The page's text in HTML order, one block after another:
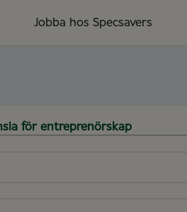
Jobba hos Specsavers
för entreprenörskap